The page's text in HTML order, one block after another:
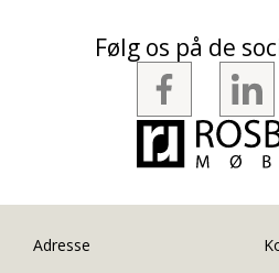
Følg os på de
Adresse